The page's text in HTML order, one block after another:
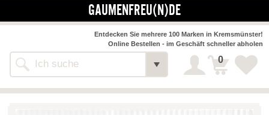
GAUMENFREU(N)DE
Alle Webseiten
Entdecken Sie mehrere 100 Marken in Kremsmünster!
Online Bestellen - im Geschäft schneller abholen
0
NAHVERSORGER
>> Bauernmarkt << Detail
Bäckerei-Konditorei-Café